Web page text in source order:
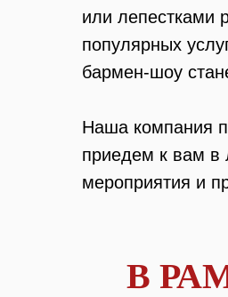
или лепестками
популярных
бармен-шоу
Наша компания
приедем к вам в
мероприятия и
В